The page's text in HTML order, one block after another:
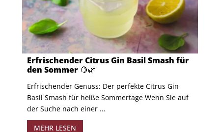
Erfrischender Citrus Gin Basil Smash für
den Sommer 🍋🌿
Erfrischender Genuss: Der perfekte Citrus Gin
Basil Smash für heiße Sommertage Wenn Sie auf
der Suche nach einer ...
MEHR LESEN